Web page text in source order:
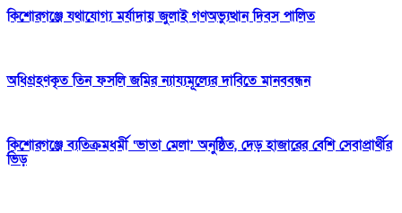
কিশোরগঞ্জে যথাযোগ্য মর্যাদায় জুলাই গণঅভ্যুত্থান দিবস পালিত
অধিগ্রহণকৃত তিন ফসলি জমির ন্যায্যমূল্যের দাবিতে মানববন্ধন
কিশোরগঞ্জে ব্যতিক্রমধর্মী ‘ভাতা মেলা’ অনুষ্ঠিত, দেড় হাজারের বেশি সেবাপ্রার্থীর
ভিড়